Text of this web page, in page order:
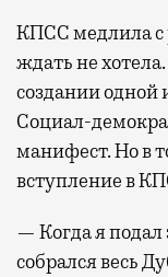
КПСС медлила с
ждать не
создании одной
Социал-
манифест. Но в
вступление в
— Когда я подал
собрался весь